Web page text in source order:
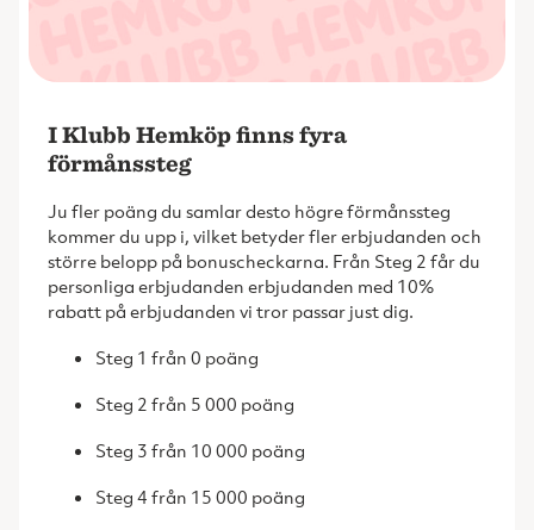
I Klubb Hemköp finns fyra
förmånssteg
Ju fler poäng du samlar desto högre förmånssteg
kommer du upp i, vilket betyder fler erbjudanden och
större belopp på bonuscheckarna. Från Steg 2 får du
personliga erbjudanden erbjudanden med 10%
rabatt på erbjudanden vi tror passar just dig.
Steg 1 från 0 poäng
Steg 2 från 5 000 poäng
Steg 3 från 10 000 poäng
Steg 4 från 15 000 poäng